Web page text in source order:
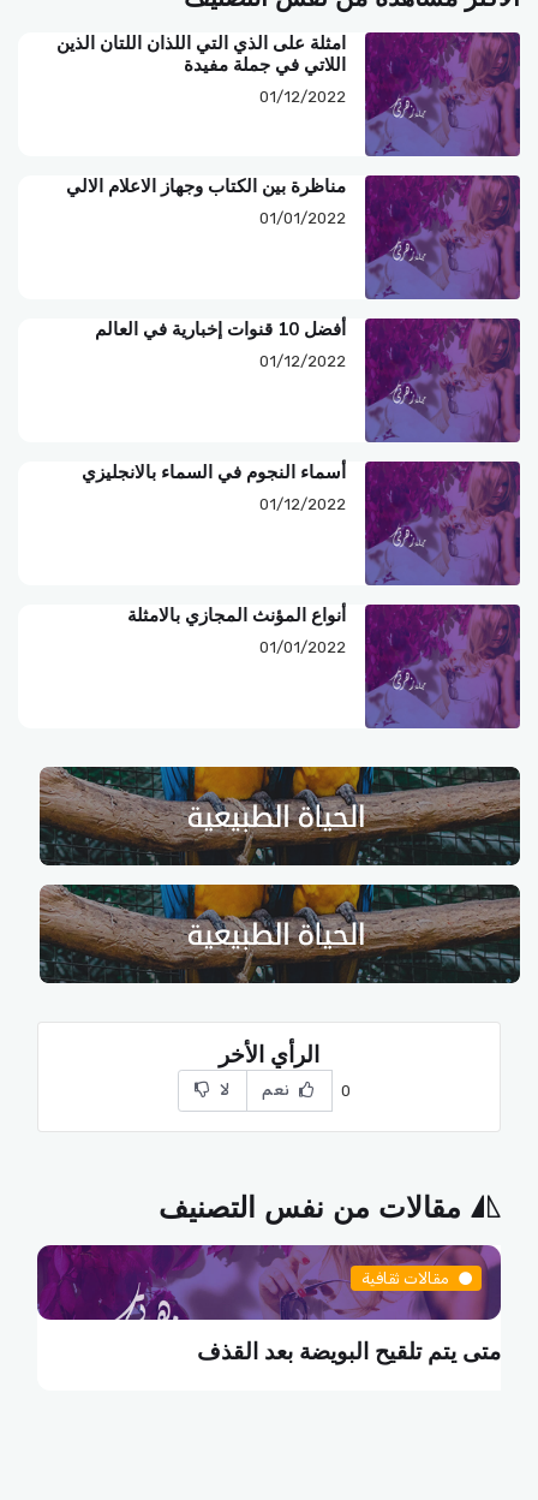
امثلة على الذي التي اللذان اللتان الذين
اللاتي في جملة مفيدة
01/12/2022
مناظرة بين الكتاب وجهاز الاعلام الالي
01/01/2022
أفضل 10 قنوات إخبارية في العالم
01/12/2022
أسماء النجوم في السماء بالانجليزي
01/12/2022
أنواع المؤنث المجازي بالامثلة
01/01/2022
الرأي الأخر
0 نعم لا
مقالات من نفس التصنيف
مقالات ثقافية
ما هي البطالة التكنولوجية